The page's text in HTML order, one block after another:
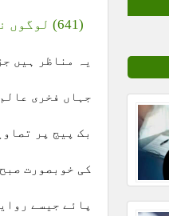
(641) لوگوں نے پڑھا
جہاں فخری
بک پیج پر
کی خوبصورت
پائے جیسے